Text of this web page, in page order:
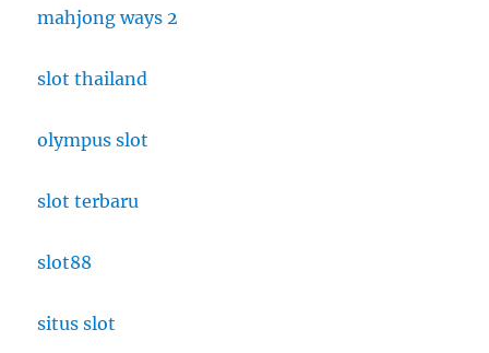
mahjong ways 2
slot thailand
olympus slot
slot terbaru
slot88
situs slot